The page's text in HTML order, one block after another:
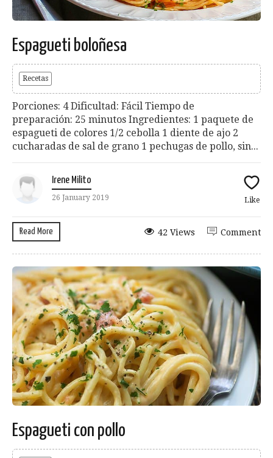
Espagueti boloñesa
Recetas
Porciones: 4 Dificultad: Fácil Tiempo de
preparación: 25 minutos Ingredientes: 1 paquete de
espagueti de colores 1/2 cebolla 1 diente de ajo 2
cucharadas de sal de grano 1 pechugas de pollo, sin...
Irene Milito
26 January 2019 Like
Read More Comment
42 Views
Espagueti con pollo